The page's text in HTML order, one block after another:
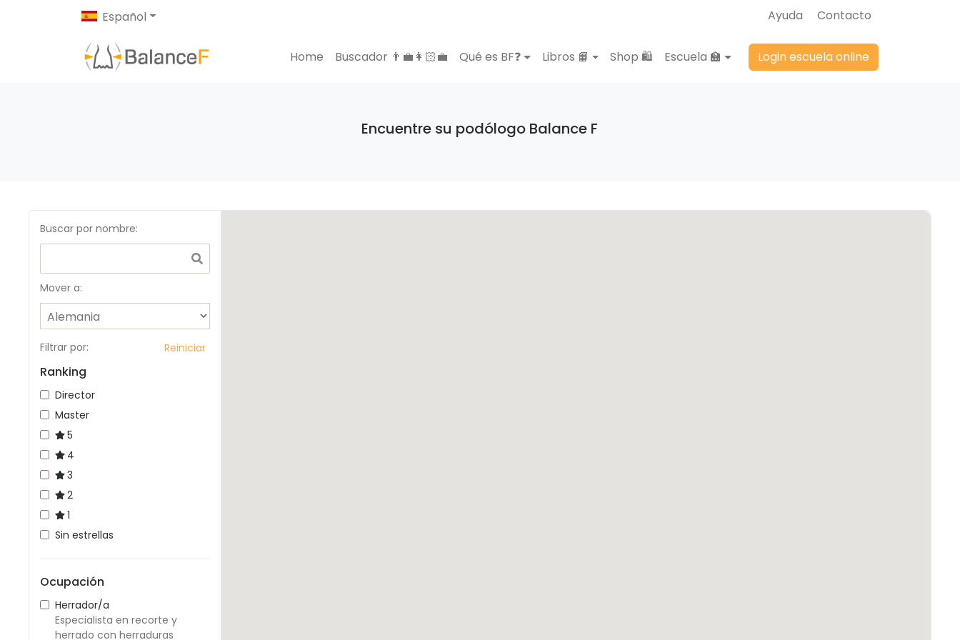
Español Ayuda Contacto
Home Buscador 👨‍💼👩🏻‍💼 Qué es BF❓ Libros 📙 Shop 🛍️ Escuela 🏫 Login escuela online
Encuentre su podólogo Balance F
Buscar por nombre:
Mover a:
Filtrar por: Reiniciar
Ranking
Director
Master
5
4
3
2
1
Sin estrellas
Ocupación
Herrador/a
Especialista en recorte y
herrado con herraduras